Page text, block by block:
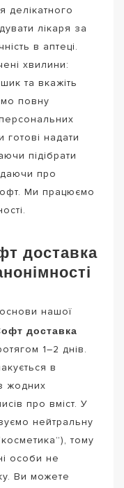
делікатного
лікаря за
в аптеці.
хвилини:
та вкажіть
повну
надати
підібрати
про
Ми працюємо
доставка
нашої
доставка
1–2 днів.
в
жодних
про вміст. У
нейтральну
тому
особи не
Ви можете